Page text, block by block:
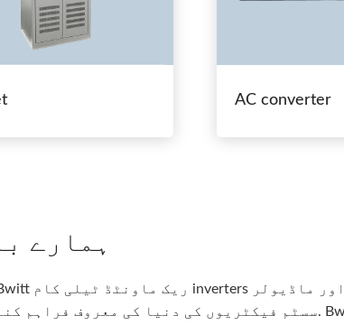
AC converter
ہمارے